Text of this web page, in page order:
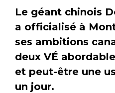
Le géant chinois
a officialisé à
ses ambitions
deux VÉ
et peut-être une
un jour.